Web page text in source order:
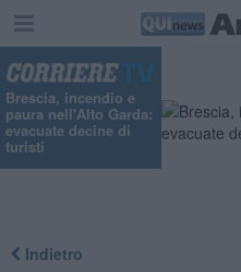
Brescia, incendio e
paura nell'Alto Garda:
evacuate decine di
turisti
Indietro